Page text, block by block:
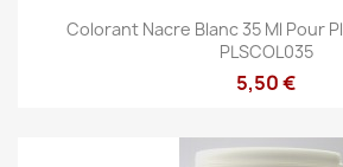
Colorant Nacre Blanc 35 Ml Pour
PLSCOL035
5,50 €